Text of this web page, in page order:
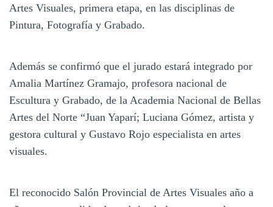
Artes Visuales, primera etapa, en las disciplinas de
Pintura, Fotografía y Grabado.
Además se confirmó que el jurado estará integrado por
Amalia Martínez Gramajo, profesora nacional de
Escultura y Grabado, de la Academia Nacional de Bellas
Artes del Norte “Juan Yaparí; Luciana Gómez, artista y
gestora cultural y Gustavo Rojo especialista en artes
visuales.
El reconocido Salón Provincial de Artes Visuales año a